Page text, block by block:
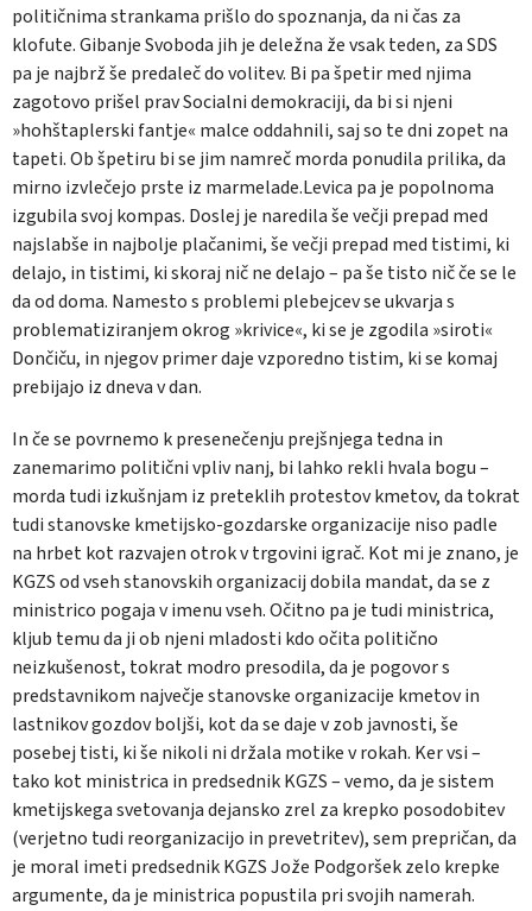
političnima strankama prišlo do spoznanja, da ni čas za
klofute. Gibanje Svoboda jih je deležna že vsak teden, za SDS
pa je najbrž še predaleč do volitev. Bi pa špetir med njima
zagotovo prišel prav Socialni demokraciji, da bi si njeni
»hohštaplerski fantje« malce oddahnili, saj so te dni zopet na
tapeti. Ob špetiru bi se jim namreč morda ponudila prilika, da
mirno izvlečejo prste iz marmelade.Levica pa je popolnoma
izgubila svoj kompas. Doslej je naredila še večji prepad med
najslabše in najbolje plačanimi, še večji prepad med tistimi, ki
delajo, in tistimi, ki skoraj nič ne delajo – pa še tisto nič če se le
da od doma. Namesto s problemi plebejcev se ukvarja s
problematiziranjem okrog »krivice«, ki se je zgodila »siroti«
Dončiču, in njegov primer daje vzporedno tistim, ki se komaj
prebijajo iz dneva v dan.
In če se povrnemo k presenečenju prejšnjega tedna in
zanemarimo politični vpliv nanj, bi lahko rekli hvala bogu –
morda tudi izkušnjam iz preteklih protestov kmetov, da tokrat
tudi stanovske kmetijsko-gozdarske organizacije niso padle
na hrbet kot razvajen otrok v trgovini igrač. Kot mi je znano, je
KGZS od vseh stanovskih organizacij dobila mandat, da se z
ministrico pogaja v imenu vseh. Očitno pa je tudi ministrica,
kljub temu da ji ob njeni mladosti kdo očita politično
neizkušenost, tokrat modro presodila, da je pogovor s
predstavnikom največje stanovske organizacije kmetov in
lastnikov gozdov boljši, kot da se daje v zob javnosti, še
posebej tisti, ki še nikoli ni držala motike v rokah. Ker vsi –
tako kot ministrica in predsednik KGZS – vemo, da je sistem
kmetijskega svetovanja dejansko zrel za krepko posodobitev
(verjetno tudi reorganizacijo in prevetritev), sem prepričan, da
je moral imeti predsednik KGZS Jože Podgoršek zelo krepke
argumente, da je ministrica popustila pri svojih namerah.